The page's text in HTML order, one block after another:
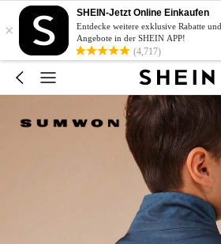
×
SHEIN-Jetzt Online Einkaufen
Entdecke weitere exklusive Rabatte
Angebote in der SHEIN APP!
(4,717)